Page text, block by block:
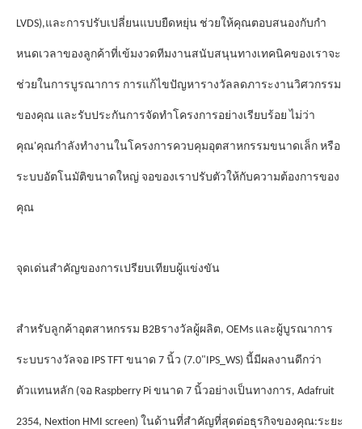
LVDS),และการปรับเปลี่ยนแบบยืดหยุ่น ช่วยให้คุณตอบสนองกับกํา
หนดเวลาของลูกค้าที่เข้มงวดทีมงานสนับสนุนทางเทคนิคของเราจะ
ช่วยในการบูรณาการ การแก้ไขปัญหารางวัลลดภาระงานวิศวกรรม
ของคุณ และรับประกันการจัดทําโครงการอย่างเรียบร้อย ไม่ว่า
คุณ'คุณกําลังทํางานในโครงการควบคุมอุตสาหกรรมขนาดเล็ก หรือ
ระบบอัตโนมัติขนาดใหญ่ จอของเราปรับตัวให้กับความต้องการของ
คุณ
จุดเด่นสําคัญของการเปรียบเทียบผู้แข่งขัน
สําหรับลูกค้าอุตสาหกรรม B2Bรางวัลผู้ผลิต, OEMs และผู้บูรณาการ
ระบบรางวัลจอ IPS TFT ขนาด 7 นิ้ว (7.0"IPS_WS) นี้มีผลงานดีกว่า
ตัวแทนหลัก (จอ Raspberry Pi ขนาด 7 นิ้วอย่างเป็นทางการ, Adafruit
2354, Nextion HMI screen) ในด้านที่สําคัญที่สุดต่อธุรกิจของคุณ:ระยะ